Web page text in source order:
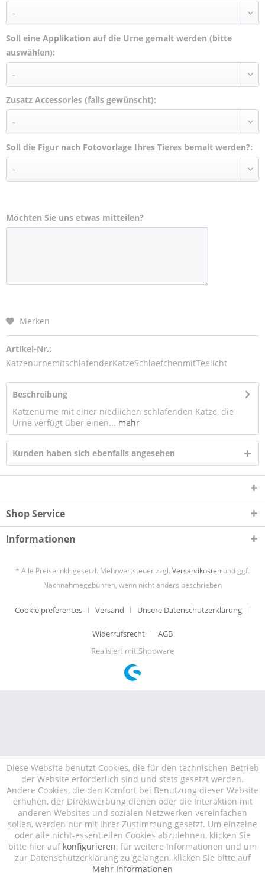
Soll eine Applikation auf die Urne gemalt werden (bitte
auswählen):
Zusatz Accessories (falls gewünscht):
Soll die Figur nach Fotovorlage Ihres Tieres bemalt werden?:
Möchten Sie uns etwas mitteilen?
Merken
Artikel-Nr.:
KatzenurnemitschlafenderKatzeSchlaefchenmitTeelicht
Beschreibung
Katzenurne mit einer niedlichen schlafenden Katze, die
Urne verfügt über einen... mehr
Kunden haben sich ebenfalls angesehen
Shop Service
Informationen
* Alle Preise inkl. gesetzl. Mehrwertsteuer zzgl. Versandkosten und ggf.
Nachnahmegebühren, wenn nicht anders beschrieben
Cookie preferences Versand Unsere Datenschutzerklärung
Widerrufsrecht
AGB
Realisiert mit Shopware
Diese Website benutzt Cookies, die für den technischen Betrieb
der Website erforderlich sind und stets gesetzt werden.
Andere Cookies, die den Komfort bei Benutzung dieser Website
erhöhen, der Direktwerbung dienen oder die Interaktion mit
anderen Websites und sozialen Netzwerken vereinfachen
sollen, werden nur mit Ihrer Zustimmung gesetzt. Um einzelne
oder alle nicht-essentiellen Cookies abzulehnen, klicken Sie
bitte hier auf konfigurieren, für weitere Informationen und um
zur Datenschutzerklärung zu gelangen, klicken Sie bitte auf
Mehr Informationen